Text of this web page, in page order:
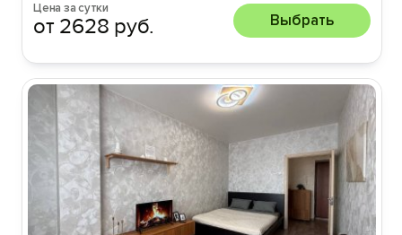
Цена за сутки
от 2628 руб. Выбрать